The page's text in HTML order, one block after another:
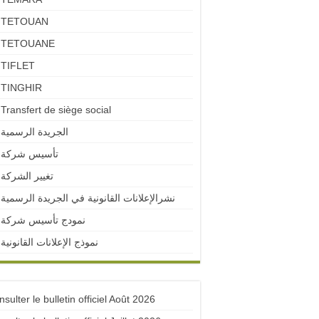
TETOUAN
TETOUANE
TIFLET
TINGHIR
Transfert de siège social
الجريدة الرسمية
تأسيس شركة
تغيير الشركة
نشرالإعلانات القانونية في الجريدة الرسمية
نمودج تأسيس شركة
نموذج الإعلانات القانونية
le bulletin officiel Août 2026